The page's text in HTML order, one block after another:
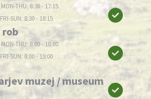
THU: 8:30 - 17:15
SUN: 8:30 - 18:15
rob
THU: 8:00 - 18:00
SUN: 8:00 - 19:00
muzej / museum